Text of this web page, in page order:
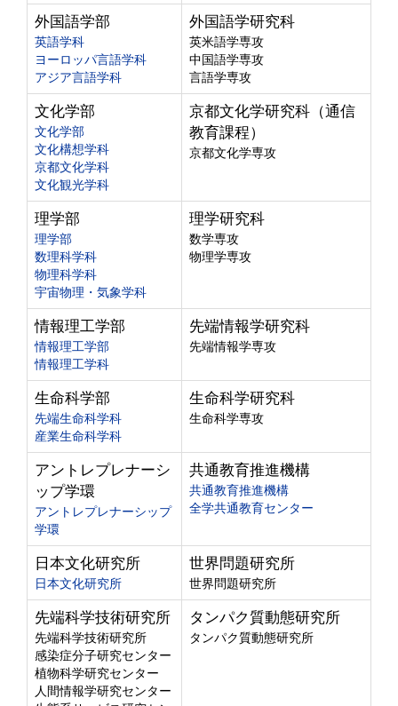
外国語学部
英語学科
ヨーロッパ言語学科
アジア言語学科
外国語学研究科
英米語学専攻
中国語学専攻
言語学専攻
文化学部
文化学部
文化構想学科
京都文化学科
文化観光学科
京都文化学研究科（通信
教育課程）
京都文化学専攻
理学部
理学部
数理科学科
物理科学科
宇宙物理・気象学科
理学研究科
数学専攻
物理学専攻
情報理工学部
情報理工学部
情報理工学科
先端情報学研究科
先端情報学専攻
生命科学部
先端生命科学科
産業生命科学科
生命科学研究科
生命科学専攻
アントレプレナーシ
ップ学環
アントレプレナーシップ
学環
共通教育推進機構
共通教育推進機構
全学共通教育センター
日本文化研究所
日本文化研究所
世界問題研究所
世界問題研究所
先端科学技術研究所
先端科学技術研究所
感染症分子研究センター
植物科学研究センター
人間情報学研究センター
タンパク質動態研究所
タンパク質動態研究所